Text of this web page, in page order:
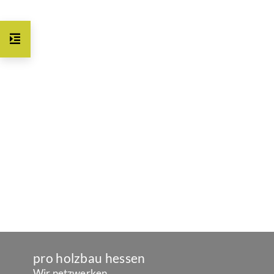
pro holzbau hessen